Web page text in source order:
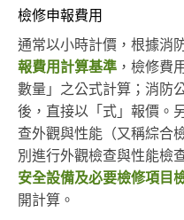
檢修申報費用
通常以小時計價，根據消
報費用計算基準 ，檢修費
數量」之公式計算；消防
後，直接以「式」報價。
查外觀與性能（又稱綜合
別進行外觀檢查與性能檢
安全設備及必要檢修項目
開計算。